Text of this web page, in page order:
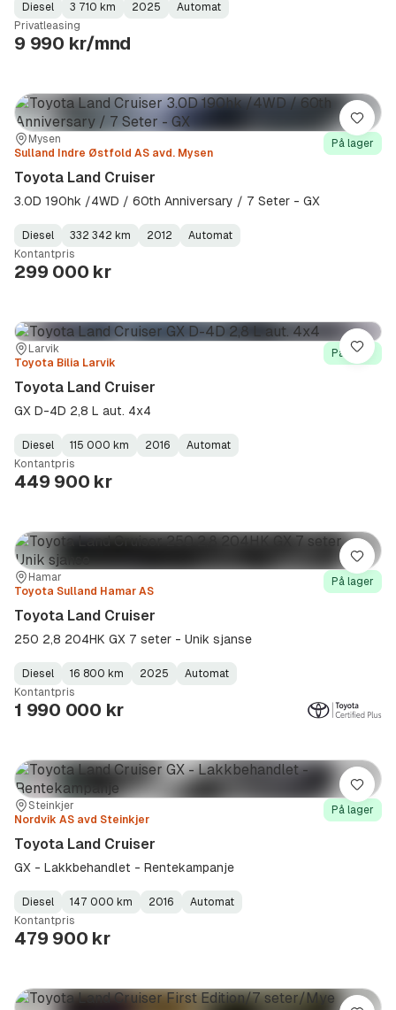
Fuel
Type:
Diesel
Kilometerstand
3 710 km
Model
Year:
2025
Gearbox
Type:
Automat
Privatleasing
9 990 kr/mnd
Sted:Mysen
Forhandler:
Sulland Indre Østfold AS avd. Mysen
På lager
Toyota Land Cruiser
3.0D 190hk /4WD / 60th Anniversary / 7 Seter - GX
Fuel
Type:
Diesel
Kilometerstand :
332 342 km
Model
Year:
2012
Gearbox
Type:
Automat
Kontantpris
299 000 kr
Lagre
Sted:
Larvik
Forhandler:
Toyota Bilia Larvik
På lager
Toyota Land Cruiser
GX D-4D 2,8 L aut. 4x4
Fuel
Type:
Diesel
Kilometerstand:
115 000 km
Model
Year:
2016
Gearbox
Type:
Automat
Kontantpris
449 900 kr
Lagre
Sted:Hamar
Forhandler:
Toyota Sulland Hamar AS
På lager
Toyota Land Cruiser
250 2,8 204HK GX 7 seter - Unik sjanse
Fuel
Type:
Diesel
Kilometerstand:
16 800 km
Model
Year:
2025
Gearbox
Type:
Automat
Kontantpris
1 990 000 kr
Lagre
Sted:
Steinkjer
Forhandler:
Nordvik AS avd Steinkjer
På lager
Toyota Land Cruiser
GX - Lakkbehandlet - Rentekampanje
Fuel
Type:
Diesel
Kilometerstand :
147 000 km
Model
Year:
2016
Gearbox
Type:
Automat
Kontantpris
479 900 kr
Lagre